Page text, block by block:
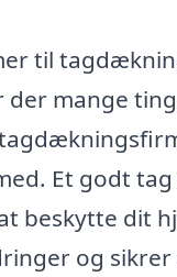
til
der mange
Et godt
beskytte dit
og